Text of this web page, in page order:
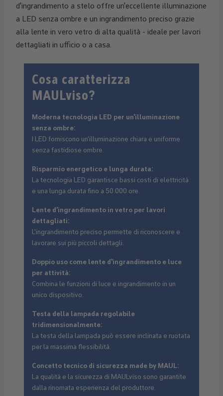
d'ingrandimento a stelo offre un'eccellente illuminazione
a LED senza ombre e un ingrandimento preciso grazie
alla lente in vero vetro di alta qualità - ideale per lavori
dettagliati in ufficio o a casa.
Cosa caratterizza
MAULviso?
Moderna tecnologia LED per un'illuminazione
senza ombre:
I LED forniscono un'illuminazione chiara e uniforme
senza fastidiose ombre.
Risparmio energetico e lunga durata:
La tecnologia LED garantisce bassi costi di elettricità
e una lunga durata fino a 50.000 ore.
Lente d'ingrandimento in vetro per lavori
dettagliati:
L'ingrandimento preciso permette di riconoscere e
lavorare sui più piccoli dettagli.
Doppio uso come lente d'ingrandimento e luce
per attività:
Combina le funzioni di luce e ingrandimento in un
unico dispositivo.
Testa della lampada regolabile
tridimensionalmente:
La testa della lampada può essere inclinata e ruotata
per la massima flessibilità.
Concetto tecnico di sicurezza made by MAUL:
La qualità e la sicurezza di MAULviso sono garantite
dalla rinomata esperienza del produttore.